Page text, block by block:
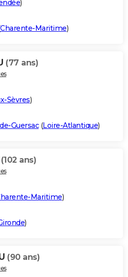
)
Charente-Maritime)
(77 ans)
Sèvres)
Guersac(Loire-Atlantique)
(102 ans)
Maritime)
)
(90 ans)